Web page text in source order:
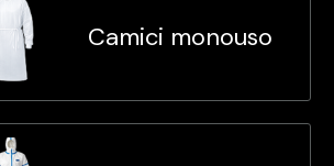
Camici monouso